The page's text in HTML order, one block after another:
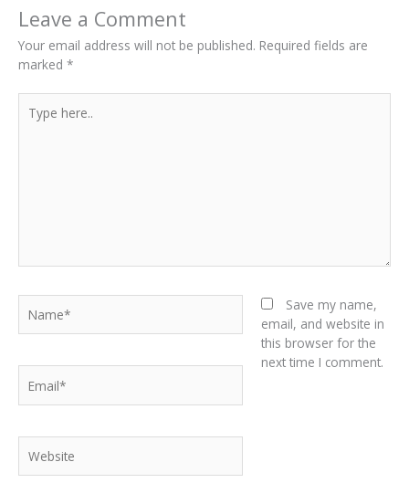
Leave a Comment
Your email address will not be published. Required fields are
marked *
here..
Save my name,
email, and website in
this browser for the
next time I comment.